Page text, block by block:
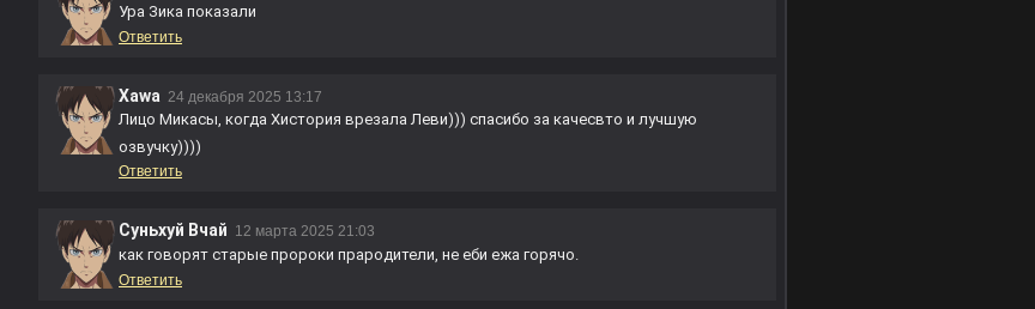
Ура Зика показали
Ответить
Xawa 24 декабря 2025 13:17
Лицо Микасы, когда Хистория врезала Леви))) спасибо за качесвто и лучшую
озвучку))))
Ответить
Суньхуй Вчай 12 марта 2025 21:03
как говорят старые пророки прародители, не еби ежа горячо.
Ответить